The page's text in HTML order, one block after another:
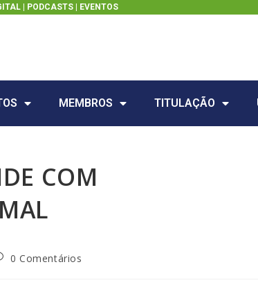
| PODCASTS EVENTOS
MEMBROS TITULAÇÃO
COM
0 Comentários